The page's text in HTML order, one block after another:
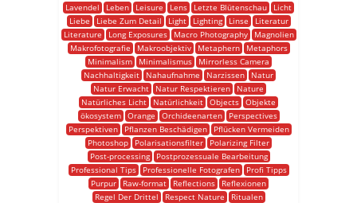
Lavendel
Leben Leisure Lens Letzte Blütenschau
Licht
Liebe
Liebe Zum Detail Light Lighting Linse
Literatur
Literature
Long Exposures Macro Photography
Magnolien
Makrofotografie
Makroobjektiv Metaphern
Metaphors
Minimalism
Minimalismus
Mirrorless Camera
Nachhaltigkeit
Nahaufnahme Narzissen
Natur
Natur Erwacht
Natur Respektieren
Nature
Natürliches Licht
Natürlichkeit Objects Objekte
ökosystem
Orange Orchideenarten
Perspectives
Perspektiven
Pflanzen Beschädigen
Pflücken Vermeiden
Photoshop
Polarisationsfilter
Polarizing Filter
Post-processing
Postprozessuale Bearbeitung
Professional Tips
Professionelle Fotografen
Profi Tipps
Purpur
Raw-format Reflections
Reflexionen
Regel Der Drittel
Respect Nature
Ritualen